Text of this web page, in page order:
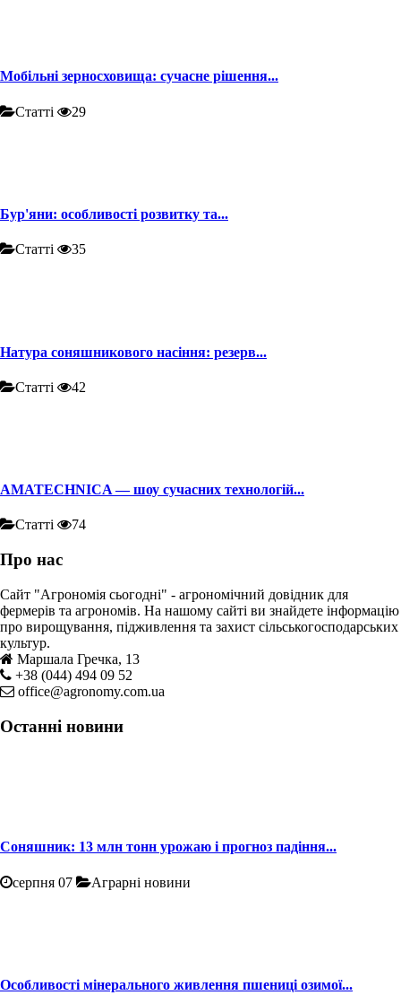
Мобільні зерносховища: сучасне рішення...
Статті 29
Бур'яни: особливості розвитку та...
Статті 35
Натура соняшникового насіння: резерв...
Статті 42
AMATECHNICA — шоу сучасних технологій...
Статті 74
Про нас
Сайт "Агрономія сьогодні" - агрономічний довідник для
фермерів та агрономів. На нашому сайті ви знайдете інформацію
про вирощування, підживлення та захист сільськогосподарських
культур.
Маршала Гречка, 13
+38 (044) 494 09 52
office@agronomy.com.ua
Останні новини
Соняшник: 13 млн тонн урожаю і прогноз падіння...
серпня 07 Аграрні новини
Особливості мінерального живлення пшениці озимої...